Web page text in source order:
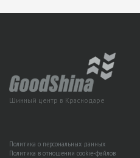
Шинный центр в Краснодаре
Политика о персональных данных
Политика в отношении cookie-файлов